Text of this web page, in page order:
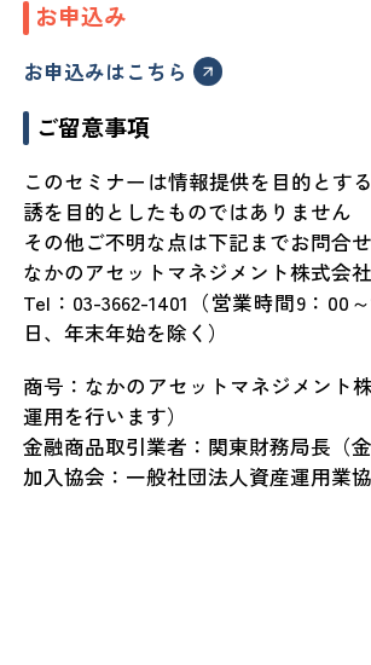
お申込み
お申込みはこちら
ご留意事項
このセミナーは情報提供を目的とす
誘を目的としたものではありません
その他ご不明な点は下記までお問合
なかのアセットマネジメント株式会社
Tel：03-3662-1401（営業時間9：00
日、年末年始を除く）
商号：なかのアセットマネジメント
運用を行います）
金融商品取引業者：関東財務局長（
加入協会：一般社団法人資産運用業